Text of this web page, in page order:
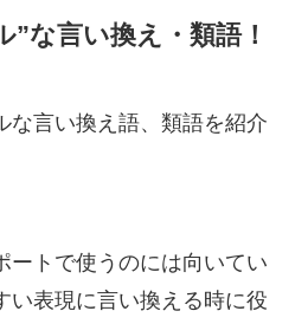
な言い換え・類語！
な言い換え語、類語を紹介
ートで使うのには向いてい
い表現に言い換える時に役